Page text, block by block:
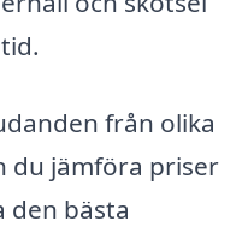
från olika
du jämföra priser
bästa